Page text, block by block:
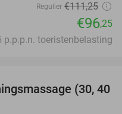
Regulier €111,25
€96,25
p.p.p.n. toeristenbelasting
60%
(30, 40